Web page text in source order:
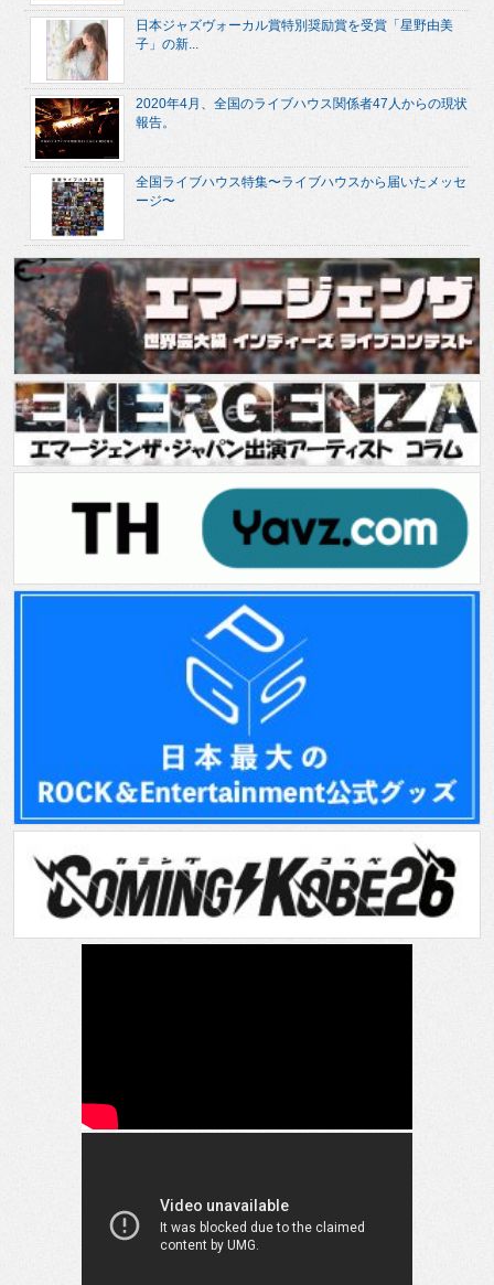
日本ジャズヴォーカル賞特別奨励賞を受賞「星野由美
子」の新...
2020年4月、全国のライブハウス関係者47人からの現状
報告。
全国ライブハウス特集〜ライブハウスから届いたメッセ
ージ〜